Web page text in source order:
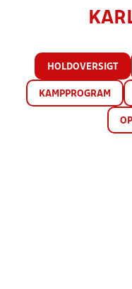
HOLDOVERSIGT
KAMPPROGRAM